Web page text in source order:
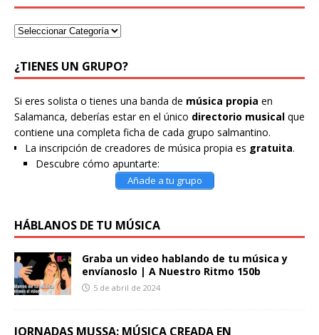
¿TIENES UN GRUPO?
Si eres solista o tienes una banda de música propia en
Salamanca, deberías estar en el único directorio musical que
contiene una completa ficha de cada grupo salmantino.
La inscripción de creadores de música propia es gratuita.
Descubre cómo apuntarte:
Añade a tu grupo
HÁBLANOS DE TU MÚSICA
Graba un video hablando de tu música y
envíanoslo | A Nuestro Ritmo 150b
5 de abril de 2024
JORNADAS MUSSA: MÚSICA CREADA EN